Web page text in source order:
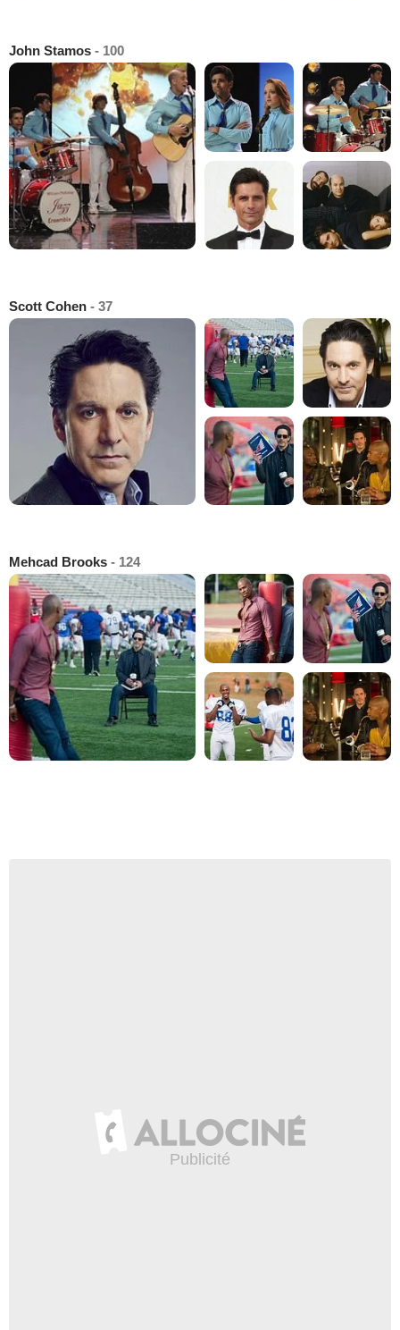
John Stamos - 100
Scott Cohen - 37
Mehcad Brooks - 124